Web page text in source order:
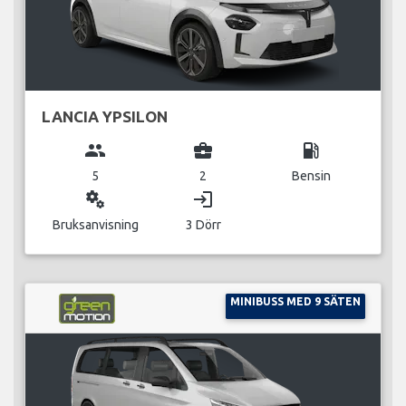
LANCIA YPSILON
group
5
business_center
2
local_gas_station
Bensin
miscellaneous_services
Bruksanvisning
login
3 Dörr
MINIBUSS MED 9 SÄTEN